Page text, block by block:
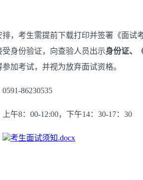
排，考生需提前下载打印并签署《面试
受身份验证，向查验人员出示身份证、
加考试，并视为放弃面试资格。
0591-86230535
上午8：00-12:00，下午14：30-17：30
考生面试须知.docx